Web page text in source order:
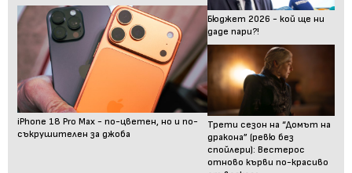
iPhone 18 Pro Max - по-цветен, но и по-
съкрушителен за джоба
Бюджет 2026 - кой ще ни
даде пари?!
Трети сезон на “Домът на
дракона” (ревю без
спойлери): Вестерос
отново кърви по-красиво